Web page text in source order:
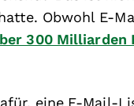
Obwohl E-
300 Milliarden
eine E-Mail-